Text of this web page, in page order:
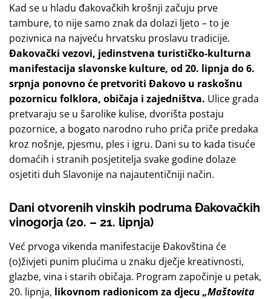
Kad se u hladu đakovačkih krošnji začuju prve
tambure, to nije samo znak da dolazi ljeto – to je
pozivnica na najveću hrvatsku proslavu tradicije.
Đakovački vezovi, jedinstvena turističko-kulturna
manifestacija slavonske kulture, od 20. lipnja do 6.
srpnja ponovno će pretvoriti Đakovo u raskošnu
pozornicu folklora, običaja i zajedništva. Ulice grada
pretvaraju se u šarolike kulise, dvorišta postaju
pozornice, a bogato narodno ruho priča priče predaka
kroz nošnje, pjesmu, ples i igru. Dani su to kada tisuće
domaćih i stranih posjetitelja svake godine dolaze
osjetiti duh Slavonije na najautentičniji način.
Dani otvorenih vinskih podruma Đakovačkih
vinogorja (20. – 21. lipnja)
Već prvoga vikenda manifestacije Đakovština će
(o)živjeti punim plućima u znaku dječje kreativnosti,
glazbe, vina i starih običaja. Program započinje u petak,
20. lipnja, likovnom radionicom za djecu „Maštovita